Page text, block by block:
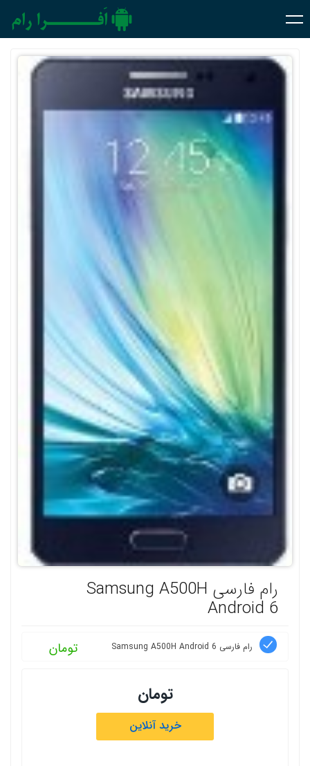
رام فارسی Samsung A500H
Android 6
رام فارسی Samsung A500H Android 6 تومان
تومان
خرید آنلاین